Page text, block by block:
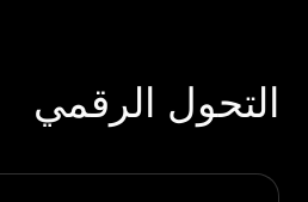
التحول الرقمي